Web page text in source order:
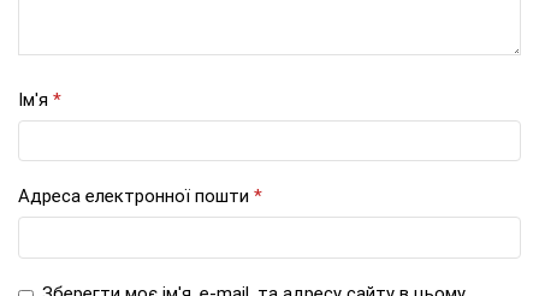
Ім'я *
Адреса електронної пошти *